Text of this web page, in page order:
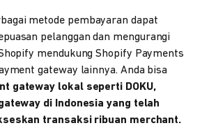
metode pembayaran dapat
pelanggan dan mengurangi
mendukung Shopify Payments
gateway lainnya. Anda bisa
gateway lokal seperti DOKU,
di Indonesia yang telah
transaksi ribuan merchant.